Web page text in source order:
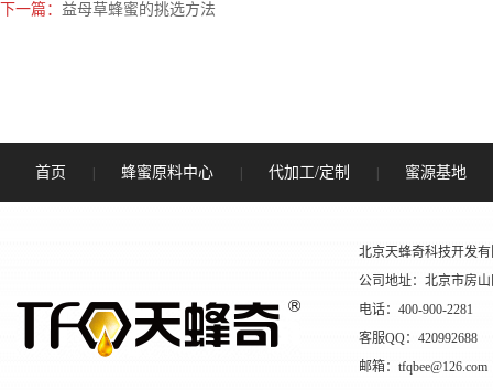
下一篇： 益母草蜂蜜的挑选方法
首页 蜂蜜原料中心 代加工/定制 蜜源基地
北京天蜂奇科技开发
公司地址：北京市房
电话：400-900-2281
客服QQ：420992688
邮箱：tfqbee@126.com